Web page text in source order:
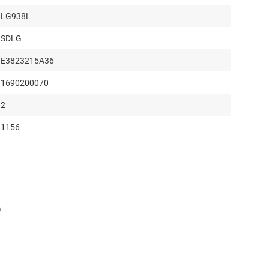
LG938L
SDLG
E3823215A36
1690200070
2
1156